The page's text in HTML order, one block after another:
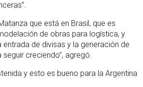
que está en Brasil, que es
de obras para logística, y
de divisas y la generación de
creciendo”, agregó.
y esto es bueno para la Argentina